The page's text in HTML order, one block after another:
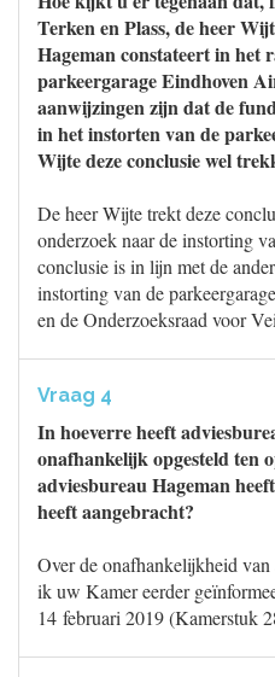
Terken en Plass, de heer
Hageman constateert in het
parkeergarage Eindhoven
aanwijzingen zijn dat de
in het instorten van de
Wijte deze conclusie wel
De heer Wijte trekt deze
onderzoek naar de instorting
conclusie is in lijn met de
instorting van de
en de Onderzoeksraad voor
Vraag 4
In hoeverre heeft
onafhankelijk opgesteld ten
adviesbureau Hageman
heeft aangebracht?
Over de onafhankelijkheid
ik uw Kamer eerder
14 februari 2019 (Kamerstuk